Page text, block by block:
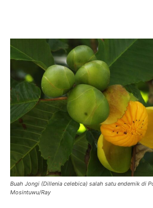
Buah Jongi (Dillenia celebica) salah satu endemik di
Mosintuwu/Ray